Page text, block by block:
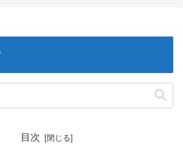
目次